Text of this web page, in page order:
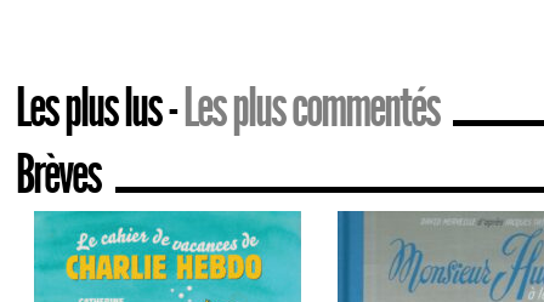
Les plus lus Les plus commentés
Brèves